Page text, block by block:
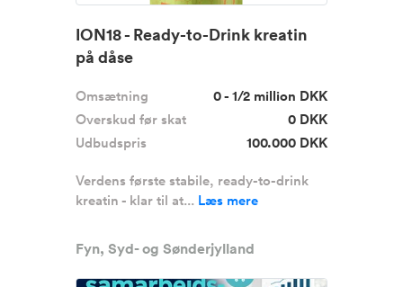
ION18 - Ready-to-Drink kreatin
på dåse
Omsætning
0 - 1/2 million DKK
Overskud før skat
0 DKK
Udbudspris
100.000 DKK
Verdens første stabile, ready-to-drink
kreatin - klar til at... Læs mere
Fyn, Syd- og Sønderjylland